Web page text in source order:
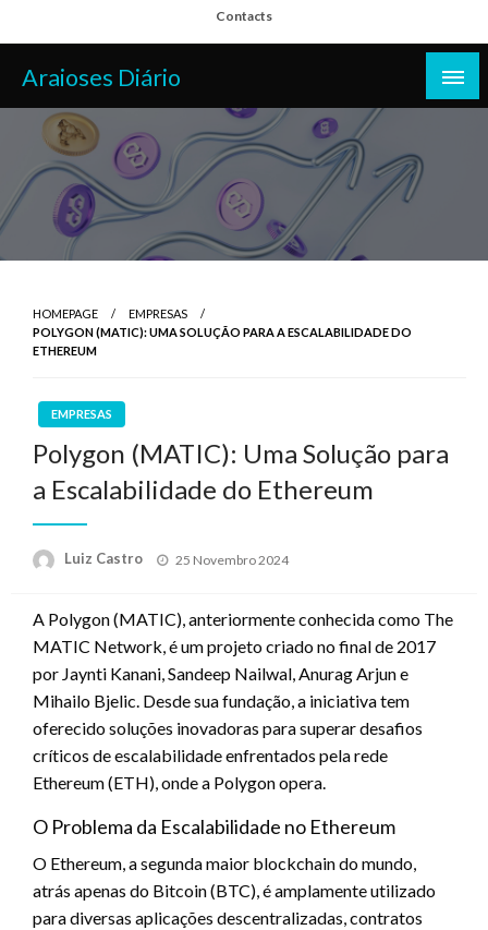
to
content
Contacts
Araioses Diário
HOMEPAGE
EMPRESAS
POLYGON (MATIC): UMA SOLUÇÃO PARA A ESCALABILIDADE DO
ETHEREUM
EMPRESAS
Polygon (MATIC): Uma Solução para
a Escalabilidade do Ethereum
Luiz Castro
Posted
25 Novembro 2024
A Polygon (MATIC), anteriormente conhecida como The
MATIC Network, é um projeto criado no final de 2017
por Jaynti Kanani, Sandeep Nailwal, Anurag Arjun e
Mihailo Bjelic. Desde sua fundação, a iniciativa tem
oferecido soluções inovadoras para superar desafios
críticos de escalabilidade enfrentados pela rede
Ethereum (ETH), onde a Polygon opera.
O Problema da Escalabilidade no Ethereum
O Ethereum, a segunda maior blockchain do mundo,
atrás apenas do Bitcoin (BTC), é amplamente utilizado
para diversas aplicações descentralizadas, contratos